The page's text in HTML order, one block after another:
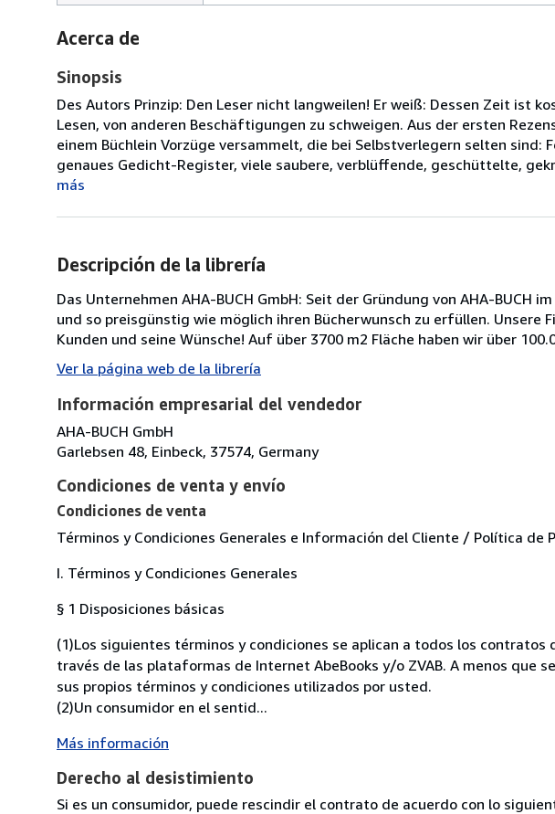
ancho
por
0,7
de
largo
Acerca de
Sinopsis
Des Autors Prinzip: Den Leser nicht langweilen! Er weiß: Dessen Zeit ist
Lesen, von anderen Beschäftigungen zu schweigen. Aus der ersten
einem Büchlein Vorzüge versammelt, die bei Selbstverlegern selten
genaues Gedicht-Register, viele saubere, verblüffende, geschüttelte,
más
Descripción de la librería
Das Unternehmen AHA-BUCH GmbH: Seit der Gründung von AHA-BUCH
und so preisgünstig wie möglich ihren Bücherwunsch zu erfüllen.
Kunden und seine Wünsche! Auf über 3700 m2 Fläche haben wir über
Ver la página web de la librería
Información empresarial del vendedor
AHA-BUCH GmbH
Garlebsen 48, Einbeck, 37574, Germany
Condiciones de venta y envío
Condiciones de venta
Términos y Condiciones Generales e Información del Cliente / Política de
I. Términos y Condiciones Generales
§ 1 Disposiciones básicas
(1)Los siguientes términos y condiciones se aplican a todos los contratos
través de las plataformas de Internet AbeBooks y/o ZVAB. A menos que
sus propios términos y condiciones utilizados por usted.
(2)Un consumidor en el sentid...
Más información
Derecho al desistimiento
Si es un consumidor, puede rescindir el contrato de acuerdo con lo